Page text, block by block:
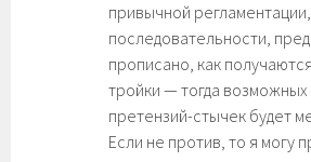
привычной регламентации,
последовательности,
прописано, как
тройки — тогда
претензий-стычек будет
Если не против, то я могу